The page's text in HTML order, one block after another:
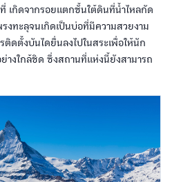
เกิดจากรอยแตกชั้นใต้ดินที่น้ำไหลกัด
พรงทะลุจนเกิดเป็นบ่อที่มีความสวยงาม
ดตั้งบันไดยื่นลงไปในสระเพื่อให้นัก
างใกล้ชิด ซึ่งสถานที่แห่งนี้ยังสามารถ